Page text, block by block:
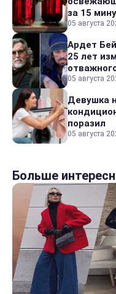
за 15
05 августа
Ардет
25 лет
05 августа
Девушка
поразил
05 августа
Больше